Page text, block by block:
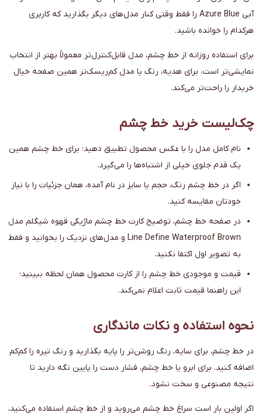
آبی Azure Blue را فقط وقتی کنار مدل‌های دیگر بگذارید که کاربری
هرکدام را خوانده باشید.
برای استفاده روزانه از خط چشم، مدل قابل‌کنترل‌تر معمولاً بهتر از انتخاب
نمایشی‌تر است. برای هدیه، رنگ یا مدل کم‌ریسک‌تر همین صفحه خیال
خریدار را راحت‌تر می‌کند.
چک‌لیست خرید خط چشم
نام کامل مدل را با عکس محصول تطبیق دهید؛ برای خط چشم همین
یک قدم جلوی خیلی از اشتباه‌ها را می‌گیرد.
اگر در خط چشم رنگ، حجم یا سایز در نام آمده، همان جزئیات را با نیاز
خودتان مقایسه کنید.
در صفحه خط چشم، توضیح کارت خط چشم ماژیکی قهوه شیگلم مدل
Line Define Waterproof Brown و مدل‌های نزدیک را بخوانید و فقط
به تصویر اول اکتفا نکنید.
قیمت و موجودی خط چشم را از کارت محصول همان لحظه ببینید؛
این راهنما قیمت ثابت اعلام نمی‌کند.
نحوه استفاده و نکات ماندگاری
در خط چشم، برای سایه، رنگ روشن‌تر را پایه بگذارید و رنگ تیره را کم‌کم
اضافه کنید. برای ابرو یا خط چشم، فشار دست را پایین نگه دارید تا
نتیجه مصنوعی و سخت نشود.
اگر اولین بار است سراغ خط چشم می‌روید و از خط چشم استفاده می‌کنید،